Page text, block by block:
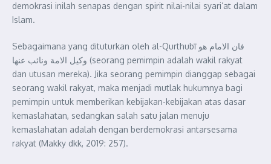
demokrasi inilah senapas dengan spirit nilai-nilai syari’at dalam
Islam.
Sebagaimana yang dituturkan oleh al-Qurthubī فان الامام هو
وكيل الامة ونائب عنها (seorang pemimpin adalah wakil rakyat
dan utusan mereka). Jika seorang pemimpin dianggap sebagai
seorang wakil rakyat, maka menjadi mutlak hukumnya bagi
pemimpin untuk memberikan kebijakan-kebijakan atas dasar
kemaslahatan, sedangkan salah satu jalan menuju
kemaslahatan adalah dengan berdemokrasi antarsesama
rakyat (Makky dkk, 2019: 257).